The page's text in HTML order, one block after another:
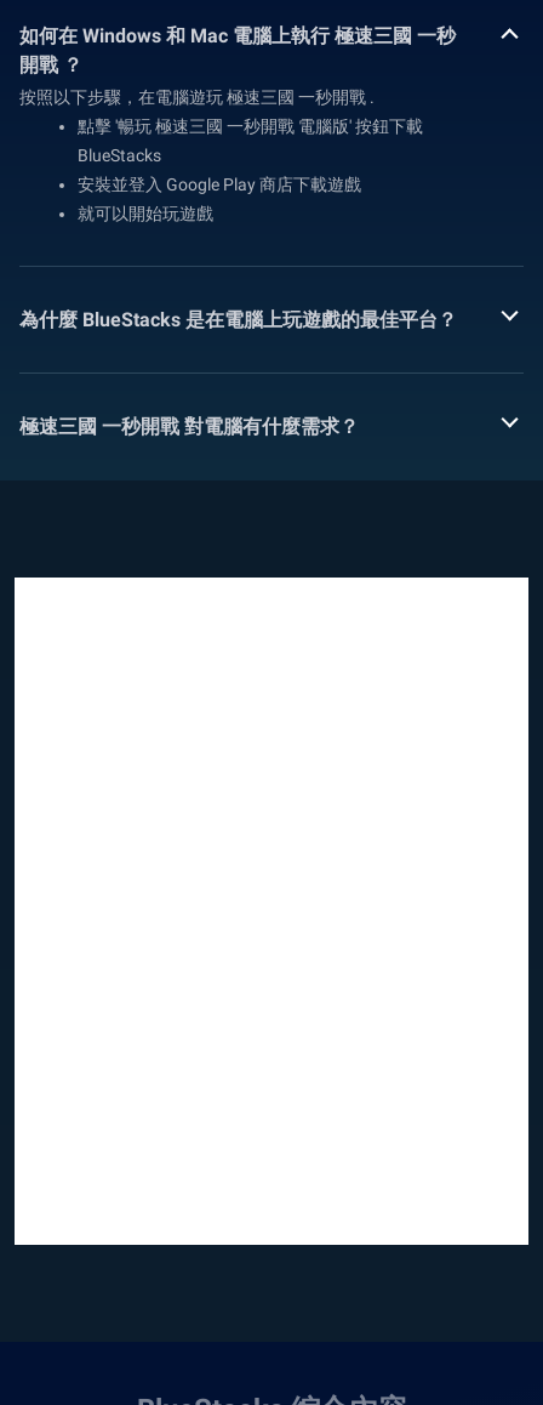
如何在 Windows 和 Mac 電腦上執行 極速三國 一秒
開戰 ？
按照以下步驟，在電腦遊玩 極速三國 一秒開戰 .
點擊 '暢玩 極速三國 一秒開戰 電腦版' 按鈕下載
BlueStacks
安裝並登入 Google Play 商店下載遊戲
就可以開始玩遊戲
為什麼 BlueStacks 是在電腦上玩遊戲的最佳平台？
極速三國 一秒開戰 對電腦有什麼需求？